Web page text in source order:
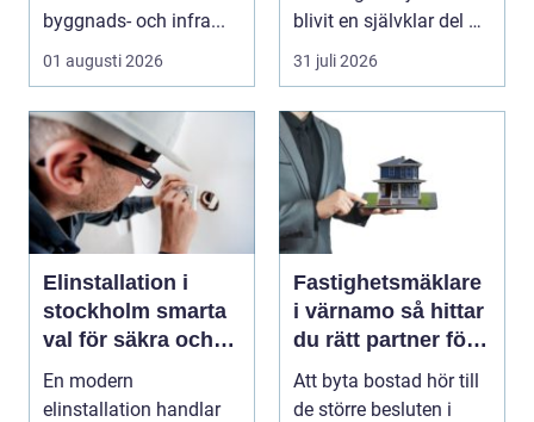
byggnads- och infra...
01 augusti 2026
blivit en självklar del av
en modern fastighet...
31 juli 2026
Elinstallation i
stockholm smarta
val för säkra och
energieffektiva
fastigheter
En modern
elinstallation handlar
Fastighetsmäklare
i värnamo så hittar
du rätt partner för
din bostadsaffär
Att byta bostad hör till
de större besluten i